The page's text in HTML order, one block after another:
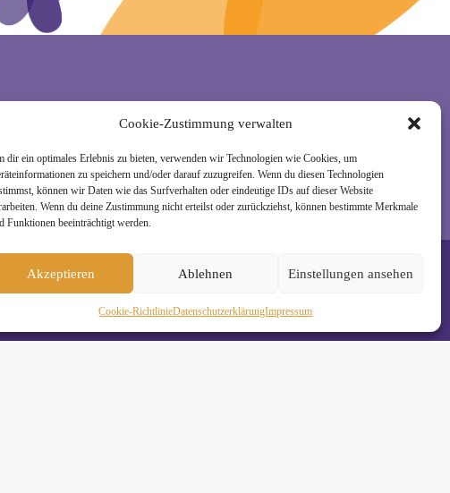
Cookie-Zustimmung verwalten
dir ein optimales Erlebnis zu bieten, verwenden wir Technologien wie Cookies, um
zu speichern und/oder darauf zuzugreifen. Wenn du diesen Technologien
können wir Daten wie das Surfverhalten oder eindeutige IDs auf dieser Website
Wenn du deine Zustimmung nicht erteilst oder zurückziehst, können bestimmte Merkmale
Funktionen beeinträchtigt werden.
Akzeptieren Ablehnen Einstellungen ansehen
Cookie-RichtlinieDaten­schutz­erklä­rungImpressum
jederzeit wieder abmelden. Alle Details zur Nutzung